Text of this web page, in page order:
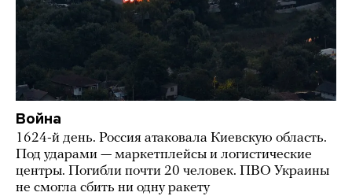
Война
1624-й день. Россия атаковала Киевскую область.
Под ударами — маркетплейсы и логистические
центры. Погибли почти 20 человек. ПВО Украины
не смогла сбить ни одну ракету